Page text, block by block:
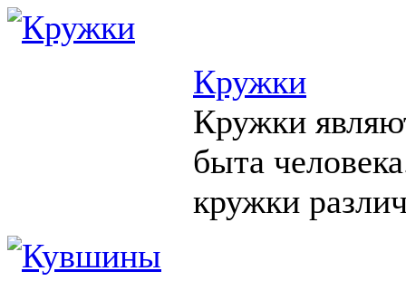
Кружки
Кружки
быта
кружки